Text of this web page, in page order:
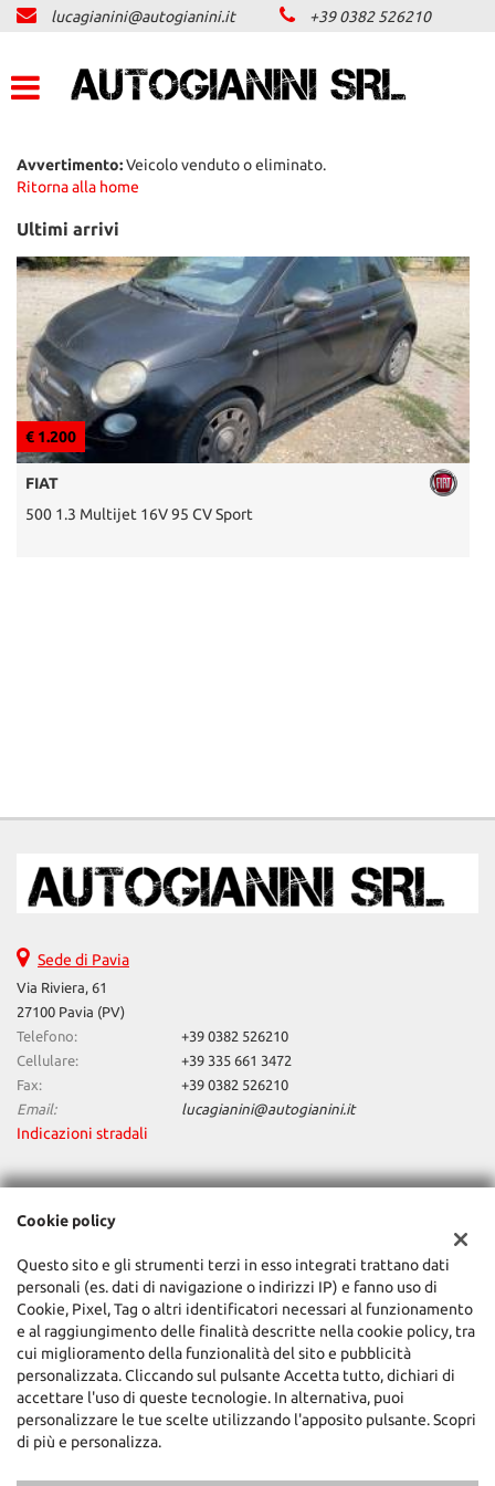
LISTA VEICOLI
ACQUISTIAMO USATO
ASSISTENZA
CONTATTI
AREA COMMERCIANTI
lucagianini@autogianini.it +39 0382 526210
Avvertimento:Veicolo venduto o eliminato.
Ritorna alla home
Ultimi arrivi
€ 5.696
Fiorino 1.3 MJT 95CV Cargo Adventure
Sede di Pavia
Via Riviera, 61
27100 Pavia (PV)
Telefono:
+39 0382 526210
Cellulare:
+39 335 661 3472
Fax:
+39 0382 526210
Email:
lucagianini@autogianini.it
Indicazioni stradali
Dati fiscali:
Auto Gianini Srl
Via Riviera, 61, Pavia (PV)
C.F/P.IVA:01352520181
Registro delle imprese:PV
Cookie policy
Questo sito e gli strumenti terzi in esso integrati trattano dati
personali (es. dati di navigazione o indirizzi IP) e fanno uso di
Cookie, Pixel, Tag o altri identificatori necessari al funzionamento
e al raggiungimento delle finalità descritte nella cookie policy, tra
cui miglioramento della funzionalità del sito e pubblicità
personalizzata. Cliccando sul pulsante Accetta tutto, dichiari di
accettare l'uso di queste tecnologie. In alternativa, puoi
personalizzare le tue scelte utilizzando l'apposito pulsante. Scopri
di più e personalizza.